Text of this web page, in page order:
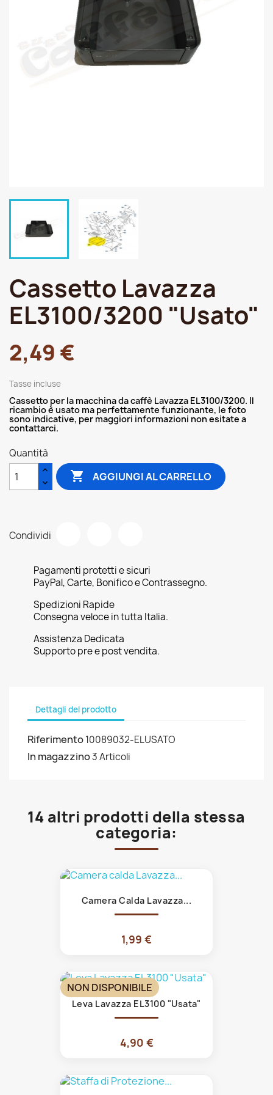
Cassetto Lavazza
EL3100/3200 "Usato"
2,49 €
Tasse incluse
Cassetto per la macchina da caffè Lavazza EL3100/3200. Il
ricambio è usato ma perfettamente funzionante, le foto
sono indicative, per maggiori informazioni non esitate a
contattarci.
Quantità
 AGGIUNGI AL CARRELLO
Condividi
Pagamenti protetti e sicuri
PayPal, Carte, Bonifico e Contrassegno.
Spedizioni Rapide
Consegna veloce in tutta Italia.
Assistenza Dedicata
Supporto pre e post vendita.
Dettagli del prodotto
Riferimento10089032-ELUSATO
In magazzino3 Articoli
14 altri prodotti della stessa
categoria:
Camera Calda Lavazza...
1,99 €
Leva Lavazza EL3100 "Usata"
4,90 €
NON DISPONIBILE